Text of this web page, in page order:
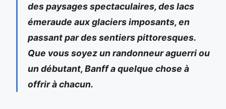
des paysages spectaculaires, des lacs
émeraude aux glaciers imposants, en
passant par des sentiers pittoresques.
Que vous soyez un randonneur aguerri ou
un débutant, Banff a quelque chose à
offrir à chacun.